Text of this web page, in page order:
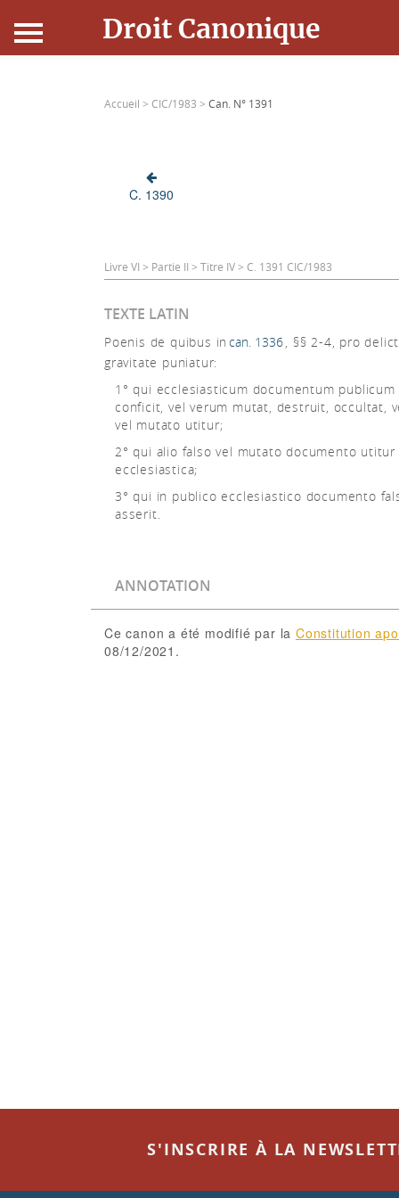
Droit Canonique
Connexion
Accueil > CIC/1983 > Can. N° 1391
C. 1390
Livre VI > Partie II > Titre IV > C. 1391 CIC/1983
TEXTE LATIN
Poenis de quibus in can. 1336, §§ 2-4, pro
gravitate puniatur:
1° qui ecclesiasticum documentum publicum
conficit, vel verum mutat, destruit, occultat,
vel mutato utitur;
2° qui alio falso vel mutato documento
ecclesiastica;
3° qui in publico ecclesiastico documento
asserit.
ANNOTATION
Ce canon a été modifié par laConstitution
08/12/2021.
S'INSCRIRE À LA